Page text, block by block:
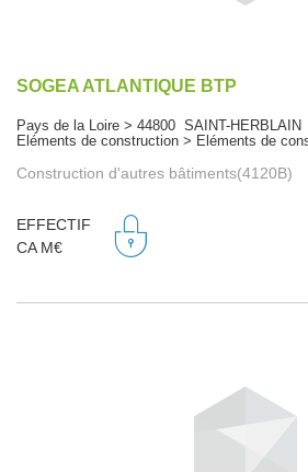
SOGEA ATLANTIQUE BTP
Pays de la Loire > 44800 SAINT-HERBLAIN
Eléments de construction > Eléments de
Construction d'autres bâtiments(4120B)
EFFECTIF
CA M€